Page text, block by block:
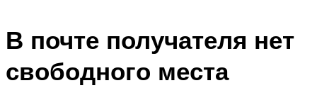
В почте получателя нет
свободного места